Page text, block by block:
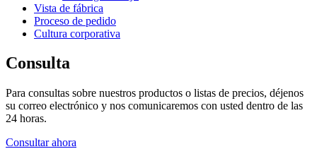
Vista de fábrica
Proceso de pedido
Cultura corporativa
Consulta
Para consultas sobre nuestros productos o listas de precios, déjenos
su correo electrónico y nos comunicaremos con usted dentro de las
24 horas.
Consultar ahora